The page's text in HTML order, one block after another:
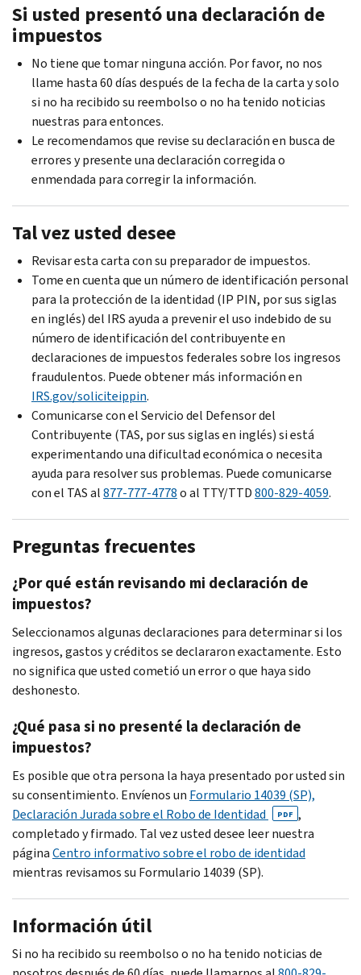
Si usted presentó una declaración de
impuestos
No tiene que tomar ninguna acción. Por favor, no nos
llame hasta 60 días después de la fecha de la carta y solo
si no ha recibido su reembolso o no ha tenido noticias
nuestras para entonces.
Le recomendamos que revise su declaración en busca de
errores y presente una declaración corregida o
enmendada para corregir la información.
Tal vez usted desee
Revisar esta carta con su preparador de impuestos.
Tome en cuenta que un número de identificación personal
para la protección de la identidad (IP PIN, por sus siglas
en inglés) del IRS ayuda a prevenir el uso indebido de su
número de identificación del contribuyente en
declaraciones de impuestos federales sobre los ingresos
fraudulentos. Puede obtener más información en
IRS.gov/soliciteippin.
Comunicarse con el Servicio del Defensor del
Contribuyente (TAS, por sus siglas en inglés) si está
experimentando una dificultad económica o necesita
ayuda para resolver sus problemas. Puede comunicarse
con el TAS al877-777-4778o al TTY/TTD800-829-4059.
Preguntas frecuentes
¿Por qué están revisando mi declaración de
impuestos?
Seleccionamos algunas declaraciones para determinar si los
ingresos, gastos y créditos se declararon exactamente. Esto
no significa que usted cometió un error o que haya sido
deshonesto.
¿Qué pasa si no presenté la declaración de
impuestos?
Es posible que otra persona la haya presentado por usted sin
su consentimiento. Envíenos un Formulario 14039 (SP),
Declaración Jurada sobre el Robo de Identidad
PDF ,
completado y firmado. Tal vez usted desee leer nuestra
páginaCentro informativo sobre el robo de identidad
mientras revisamos su Formulario 14039 (SP).
Información útil
Si no ha recibido su reembolso o no ha tenido noticias de